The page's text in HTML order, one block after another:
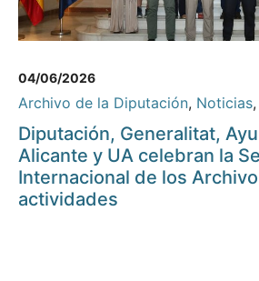
04/06/2026
Archivo de la Diputación, Noticias,
Diputación, Generalitat,
Alicante y UA celebran la
Internacional de los
actividades